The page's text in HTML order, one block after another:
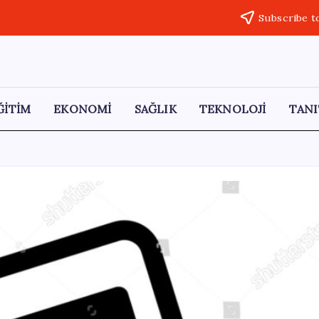
Subscribe
EKONOMİ SAĞLIK TEKNOLOJİ